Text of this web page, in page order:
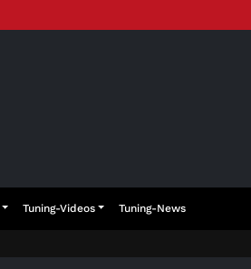
Tuning-Videos Tuning-News